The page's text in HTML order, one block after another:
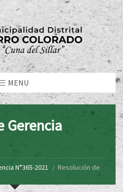
MENU
Gerencia
N°365-2021
Resolución de